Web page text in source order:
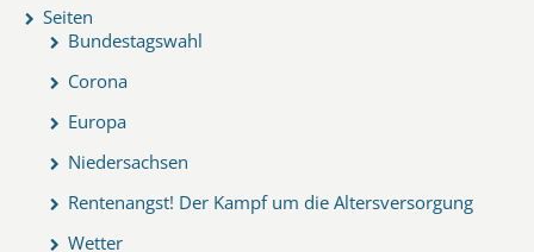
Seiten
Bundestagswahl
Corona
Europa
Niedersachsen
Rentenangst! Der Kampf um die Altersversorgung
Wetter